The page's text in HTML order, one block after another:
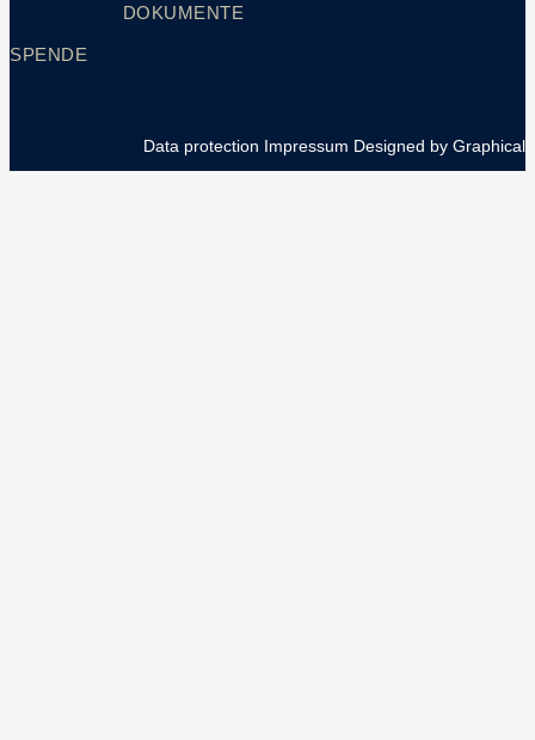
SPENDE
DOKUMENTE
Data protection Impressum Designed by Graphical